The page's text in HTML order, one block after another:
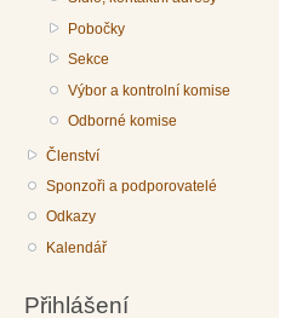
Pobočky
Sekce
Výbor a kontrolní komise
Odborné komise
Členství
Sponzoři a podporovatelé
Odkazy
Kalendář
Přihlášení